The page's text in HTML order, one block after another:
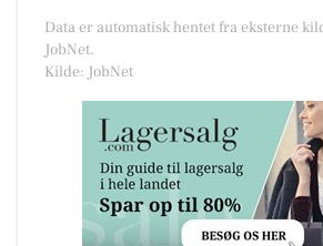
Data er automatisk hentet fra eksterne
JobNet.
Kilde: JobNet